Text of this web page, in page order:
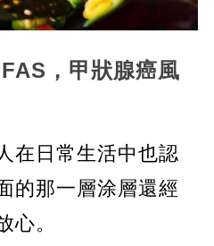
，甲狀腺癌風
在日常生活中也認
的那一層涂層還經
心。